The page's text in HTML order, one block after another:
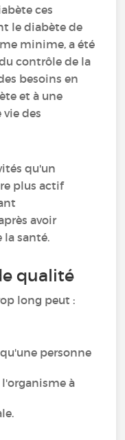
ces
le diabète de
minime, a été
contrôle de la
besoins en
et à une
des
qu'un
plus actif
avoir
la santé.
qualité
long peut :
personne
à